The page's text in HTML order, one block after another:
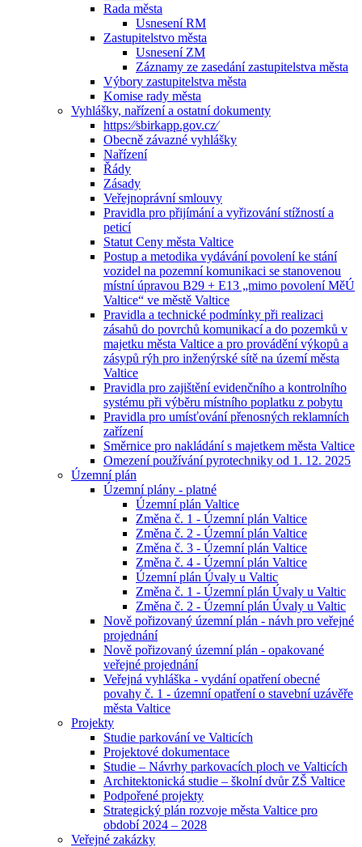
Rada města
Usnesení RM
Zastupitelstvo města
Usnesení ZM
Záznamy ze zasedání zastupitelstva města
Výbory zastupitelstva města
Komise rady města
Vyhlášky, nařízení a ostatní dokumenty
https:⁄⁄sbirkapp.gov.cz⁄
Obecně závazné vyhlášky
Nařízení
Řády
Zásady
Veřejnoprávní smlouvy
Pravidla pro přijímání a vyřizování stížností a
peticí
Statut Ceny města Valtice
Postup a metodika vydávání povolení ke stání
vozidel na pozemní komunikaci se stanovenou
místní úpravou B29 + E13 „mimo povolení MěÚ
Valtice“ ve městě Valtice
Pravidla a technické podmínky při realizaci
zásahů do povrchů komunikací a do pozemků v
majetku města Valtice a pro provádění výkopů a
zásypů rýh pro inženýrské sítě na území města
Valtice
Pravidla pro zajištění evidenčního a kontrolního
systému při výběru místního poplatku z pobytu
Pravidla pro umísťování přenosných reklamních
zařízení
Směrnice pro nakládání s majetkem města Valtice
Omezení používání pyrotechniky od 1. 12. 2025
Územní plán
Územní plány - platné
Územní plán Valtice
Změna č. 1 - Územní plán Valtice
Změna č. 2 - Územní plán Valtice
Změna č. 3 - Územní plán Valtice
Změna č. 4 - Územní plán Valtice
Územní plán Úvaly u Valtic
Změna č. 1 - Územní plán Úvaly u Valtic
Změna č. 2 - Územní plán Úvaly u Valtic
Nově pořizovaný územní plán - návh pro veřejné
projednání
Nově pořizovaný územní plán - opakované
veřejné projednání
Veřejná vyhláška - vydání opatření obecné
povahy č. 1 - územní opatření o stavební uzávěře
města Valtice
Projekty
Studie parkování ve Valticích
Projektové dokumentace
Studie – Návrhy parkovacích ploch ve Valticích
Architektonická studie – školní dvůr ZŠ Valtice
Podpořené projekty
Strategický plán rozvoje města Valtice pro
období 2024 – 2028
Veřejné zakázky